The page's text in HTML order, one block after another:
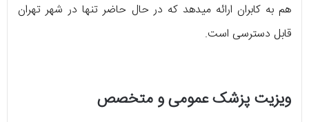
هم به کابران ارائه می‎دهد که در حال حاضر تنها در شهر تهران
قابل دسترسی است.
ویزیت پزشک عمومی و متخصص